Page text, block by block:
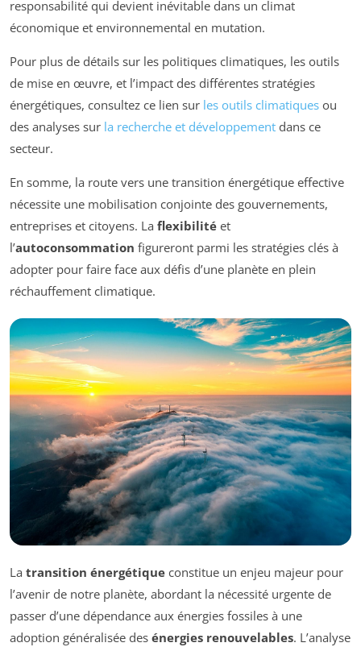
responsabilité qui devient inévitable dans un climat
économique et environnemental en mutation.
Pour plus de détails sur les politiques climatiques, les outils
de mise en œuvre, et l’impact des différentes stratégies
énergétiques, consultez ce lien sur les outils climatiques ou
des analyses sur la recherche et développement dans ce
secteur.
En somme, la route vers une transition énergétique effective
nécessite une mobilisation conjointe des gouvernements,
entreprises et citoyens. La flexibilité et
l’autoconsommation figureront parmi les stratégies clés à
adopter pour faire face aux défis d’une planète en plein
réchauffement climatique.
La transition énergétique constitue un enjeu majeur pour
l’avenir de notre planète, abordant la nécessité urgente de
passer d’une dépendance aux énergies fossiles à une
adoption généralisée des énergies renouvelables. L’analyse